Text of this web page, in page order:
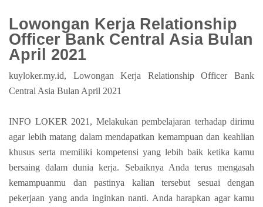
Lowongan Kerja Relationship
Officer Bank Central Asia Bulan
April 2021
kuyloker.my.id, Lowongan Kerja Relationship Officer Bank
Central Asia Bulan April 2021
INFO LOKER 2021, Melakukan pembelajaran terhadap dirimu
agar lebih matang dalam mendapatkan kemampuan dan keahlian
khusus serta memiliki kompetensi yang lebih baik ketika kamu
bersaing dalam dunia kerja. Sebaiknya Anda terus mengasah
kemampuanmu dan pastinya kalian tersebut sesuai dengan
pekerjaan yang anda inginkan nanti. Anda harapkan agar kamu